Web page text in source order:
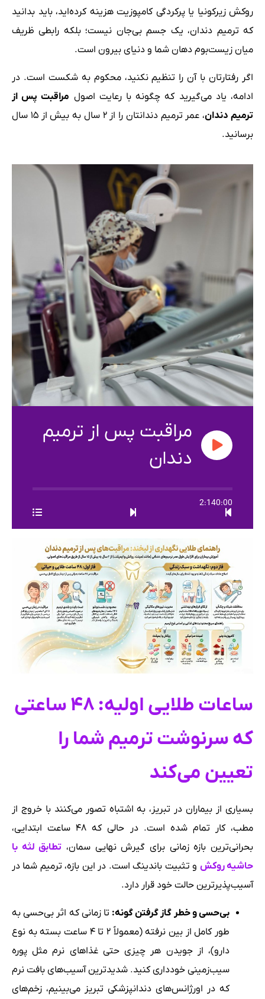
روکش زیرکونیا یا پرکردگی کامپوزیت هزینه کرده‌اید، باید بدانید
که ترمیم دندان، یک جسم بی‌جان نیست؛ بلکه رابطی ظریف
میان زیست‌بوم دهان شما و دنیای بیرون است.
اگر رفتارتان با آن را تنظیم نکنید، محکوم به شکست است. در
ادامه، یاد می‌گیرید که چگونه با رعایت اصول مراقبت پس از
ترمیم دندان
، عمر ترمیم دندانتان را از ۲ سال به بیش از ۱۵ سال
برسانید.
مراقبت پس از ترمیم
دندان
0:00
2:14
ساعات طلایی اولیه: ۴۸ ساعتی
که سرنوشت ترمیم شما را
تعیین می‌کند
بسیاری از بیماران در تبریز، به اشتباه تصور می‌کنند با خروج از
مطب، کار تمام شده است. در حالی که ۴۸ ساعت ابتدایی،
بحرانی‌ترین بازه زمانی برای گیرش نهایی سمان، تطابق لثه با
حاشیه روکش و تثبیت باندینگ است. در این بازه، ترمیم شما در
آسیب‌پذیرترین حالت خود قرار دارد.
بی‌حسی و خطر گاز گرفتن گونه: تا زمانی که اثر بی‌حسی به
طور کامل از بین نرفته (معمولاً ۲ تا ۴ ساعت بسته به نوع
دارو)، از جویدن هر چیزی حتی غذاهای نرم مثل پوره
سیب‌زمینی خودداری کنید. شدیدترین آسیب‌های بافت نرم
که در اورژانس‌های دندانپزشکی تبریز می‌بینیم، زخم‌های